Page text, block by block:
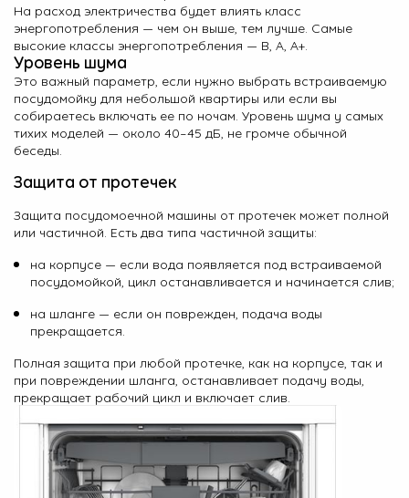
На расход электричества будет влиять класс
энергопотребления — чем он выше, тем лучше. Самые
высокие классы энергопотребления — B, A, A+.
Уровень шума
Это важный параметр, если нужно выбрать встраиваемую
посудомойку для небольшой квартиры или если вы
собираетесь включать ее по ночам. Уровень шума у самых
тихих моделей — около 40–45 дБ, не громче обычной
беседы.
Защита от протечек
Защита посудомоечной машины от протечек может полной
или частичной. Есть два типа частичной защиты:
на корпусе — если вода появляется под встраиваемой
посудомойкой, цикл останавливается и начинается слив;
на шланге — если он поврежден, подача воды
прекращается.
Полная защита при любой протечке, как на корпусе, так и
при повреждении шланга, останавливает подачу воды,
прекращает рабочий цикл и включает слив.